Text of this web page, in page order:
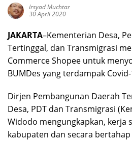
Irsyad Muchtar
30 April 2020
JAKARTA–Kementerian Desa,
Tertinggal, dan Transmigrasi
Commerce Shopee untuk
BUMDes yang terdampak
Dirjen Pembangunan Daerah
Desa, PDT dan Transmigrasi
Widodo mengungkapkan, kerja
kabupaten dan secara